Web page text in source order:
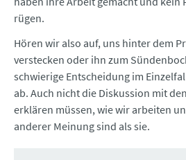
rügen.
Hören wir also auf, uns hinter dem
verstecken oder ihn zum
schwierige Entscheidung im
ab. Auch nicht die Diskussion mit
erklären müssen, wie wir arbeiten
anderer Meinung sind als sie.